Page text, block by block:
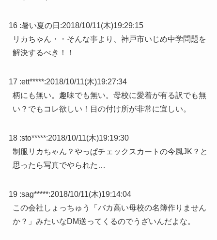
16 :暑い夏の日 :2018/10/11(木)19:29:15
リカちゃん・・そんな事より、神戸市いじめ中学問題を
解決するべき！！
17 :ett*****:2018/10/11(木)19:27:34
柄にも無い。趣味でも無い。母校に愛着が有る訳でも無
い？でもコレ欲しい！目の付け所が非常に宜しい。
18 :sto*****:2018/10/11(木)19:19:30
制服リカちゃん？やっぱチェックスカートの今風JK？と
思ったら写真でやられた…
19 :sag*****:2018/10/11(木)19:14:04
この会社しょっちゅう「バカ高い母校の名簿作りません
か？」みたいなDM送ってくるのでうざいんだよな。